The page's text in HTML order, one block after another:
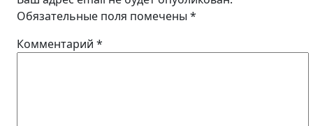
Обязательные поля помечены *
Комментарий *